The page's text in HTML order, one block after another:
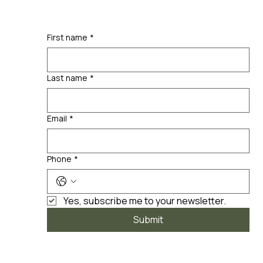
First name *
Last name *
Email *
Phone *
Yes, subscribe me to your newsletter.
Submit